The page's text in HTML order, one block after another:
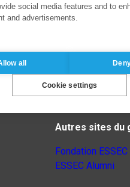
Autres sites du
Fondation ESSEC
ESSEC Alumni
social media features and to
and advertisements.
all
Cookie settings